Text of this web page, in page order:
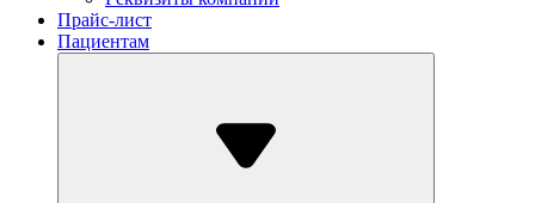
Прайс-лист
Пациентам